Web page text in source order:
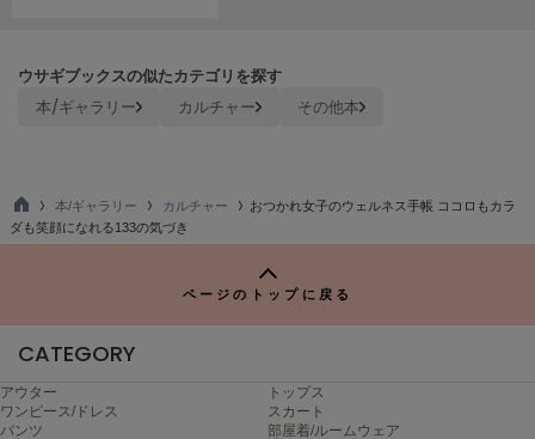
ナイキ
null.
ヌル
オン
Onitsuka Tiger
オニツカ タイガー
ウサギブックスの似たカテゴリを探す
本/ギャラリー カルチャー その他本
TO
P
本/ギャラリー カルチャー
おつかれ女子のウェルネス手帳 ココロもカラ
ダも笑顔になれる133の気づき
ページのトップに戻る
CATEGORY
アウター
トップス
ワンピース/ドレス
スカート
パンツ
部屋着/ルームウェア